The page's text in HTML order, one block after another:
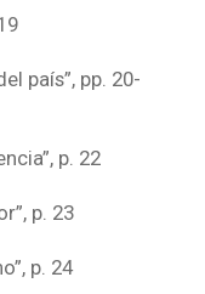
país”, pp. 20-
p. 22
p. 23
p. 24